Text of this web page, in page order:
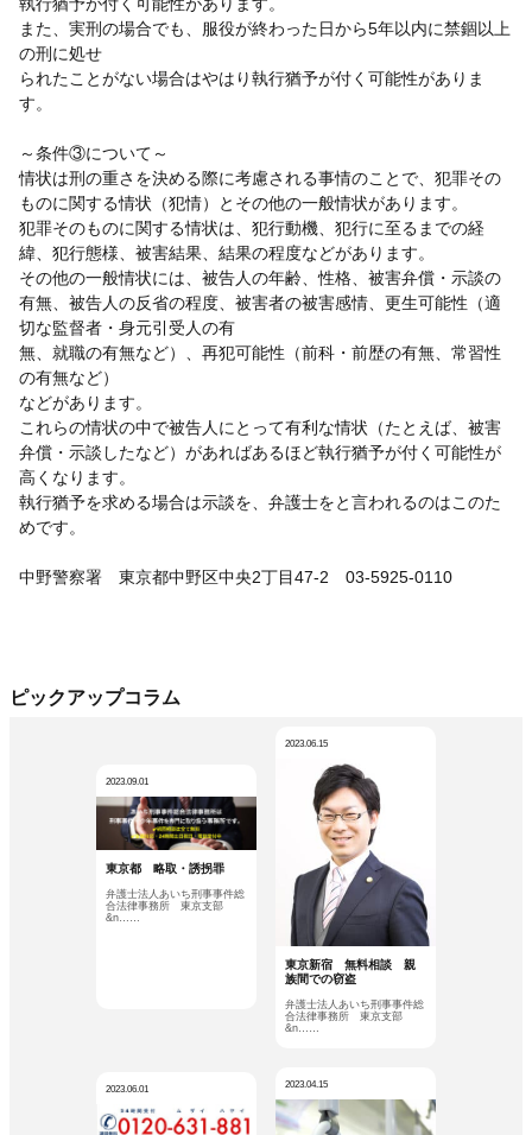
また、実刑の場合でも、服役が終わった日から5年以内に禁錮以上
の刑に処せ
られたことがない場合はやはり執行猶予が付く可能性がありま
す。
～条件③について～
情状は刑の重さを決める際に考慮される事情のことで、犯罪その
ものに関する情状（犯情）とその他の一般情状があります。
犯罪そのものに関する情状は、犯行動機、犯行に至るまでの経
緯、犯行態様、被害結果、結果の程度などがあります。
その他の一般情状には、被告人の年齢、性格、被害弁償・示談の
有無、被告人の反省の程度、被害者の被害感情、更生可能性（適
切な監督者・身元引受人の有
無、就職の有無など）、再犯可能性（前科・前歴の有無、常習性
の有無など）
などがあります。
これらの情状の中で被告人にとって有利な情状（たとえば、被害
弁償・示談したなど）があればあるほど執行猶予が付く可能性が
高くなります。
執行猶予を求める場合は示談を、弁護士をと言われるのはこのた
めです。
中野警察署 東京都中野区中央2丁目47-2 03-5925-0110
ピックアップコラム
2023.09.01
東京都 略取・誘拐罪
弁護士法人あいち刑事事件総
合法律事務所 東京支部
&n……
2023.06.15
東京新宿 無料相談 親
族間での窃盗
弁護士法人あいち刑事事件総
合法律事務所 東京支部
&n……
2023.06.01 2023.04.15